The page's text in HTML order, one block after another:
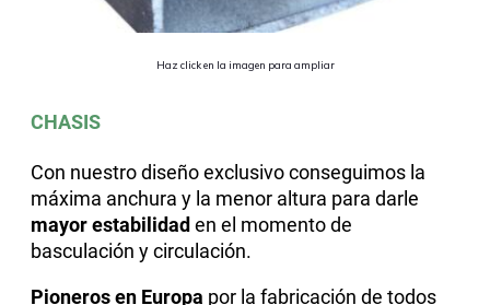
CHASIS
Con nuestro diseño exclusivo conseguimos la
máxima anchura y la menor altura para darle
mayor estabilidad en el momento de
basculación y circulación.
Pioneros en Europa por la fabricación de todos
Haz click en la imagen para ampliar